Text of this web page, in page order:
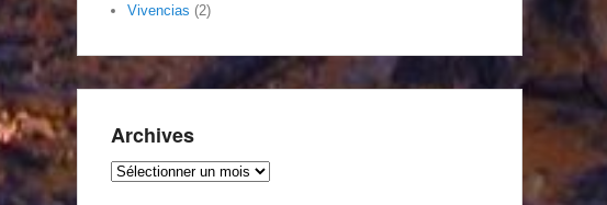
Vivencias (2)
Archives
Archives